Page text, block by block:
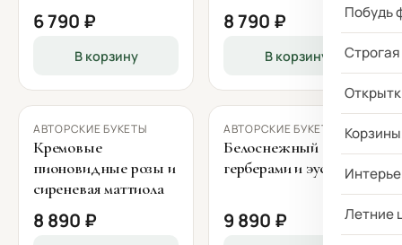
Побудь
Летние
6 790 ₽
В корзину
8 790 ₽
В корзину
АВТОРСКИЕ БУКЕТЫ
Кремовые
пионовидные розы и
сиреневая маттиола
8 890 ₽
АВТОРСКИЕ БУКЕТЫ
Белоснежный букет с
герберами и эустомой
9 890 ₽